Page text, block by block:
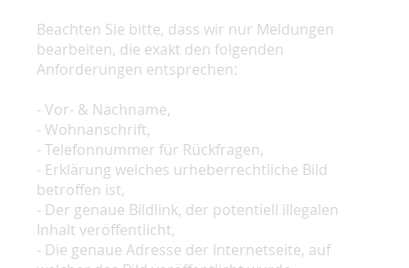
Beachten Sie bitte, dass wir nur Meldungen
bearbeiten, die exakt den folgenden
Anforderungen entsprechen:
- Vor- & Nachname,
- Wohnanschrift,
- Telefonnummer für Rückfragen,
- Erklärung welches urheberrechtliche Bild
betroffen ist,
- Der genaue Bildlink, der potentiell illegalen
Inhalt veröffentlicht,
- Die genaue Adresse der Internetseite, auf